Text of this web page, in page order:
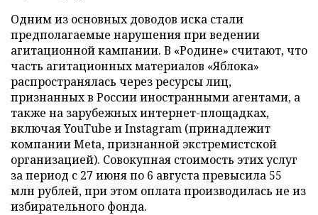
Одним из основных доводов иска стали
предполагаемые нарушения при ведении
агитационной кампании. В «Родине» считают, что
часть агитационных материалов «Яблока»
распространялась через ресурсы лиц,
признанных в России иностранными агентами, а
также на зарубежных интернет-площадках,
включая YouTube и Instagram (принадлежит
компании Meta, признанной экстремистской
организацией). Совокупная стоимость этих услуг
за период с 27 июня по 6 августа превысила 55
млн рублей, при этом оплата производилась не из
избирательного фонда.